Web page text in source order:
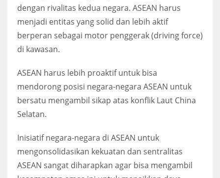
dengan rivalitas kedua negara. ASEAN harus
menjadi entitas yang solid dan lebih aktif
berperan sebagai motor penggerak (driving force)
di kawasan.
ASEAN harus lebih proaktif untuk bisa
mendorong posisi negara-negara ASEAN untuk
bersatu mengambil sikap atas konflik Laut China
Selatan.
Inisiatif negara-negara di ASEAN untuk
mengonsolidasikan kekuatan dan sentralitas
ASEAN sangat diharapkan agar bisa mengambil